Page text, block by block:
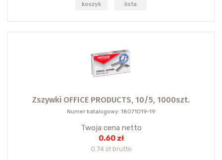
koszyk lista
Zszywki OFFICE PRODUCTS, 10/5, 1000szt.
Numer katalogowy: 18071019-19
Twoja cena netto
0.60 zł
0.74 zł brutto